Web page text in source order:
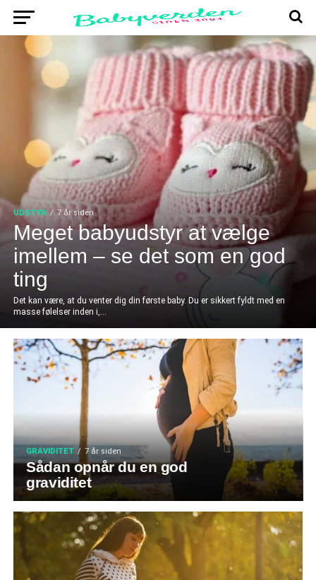
UDSTYR 7 år siden
Meget babyudstyr at vælge
imellem – se det som en god
ting
Det kan være, at du venter dig din første baby. Du er sikkert fyldt med en
masse følelser inden i,...
GRAVIDITET 7 år siden
Sådan opnår du en god
graviditet